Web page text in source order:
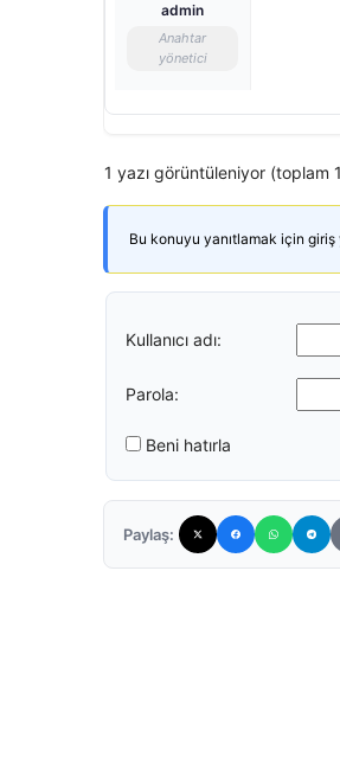
admin
Anahtar
yönetici
1 yazı görüntüleniyor (toplam
Bu konuyu yanıtlamak için giriş
Kullanıcı adı:
Parola:
Beni hatırla
Paylaş: